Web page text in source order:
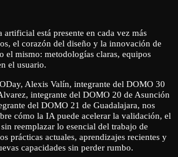
está presente en cada vez más
el corazón del diseño y la innovación de
el mismo: metodologías claras, equipos
el usuario.
Alexis Valín, integrante del DOMO 30
integrante del DOMO 20 de Asunción
del DOMO 21 de Guadalajara, nos
cómo la IA puede acelerar la validación, el
reemplazar lo esencial del trabajo de
prácticas actuales, aprendizajes recientes y
capacidades sin perder rumbo.